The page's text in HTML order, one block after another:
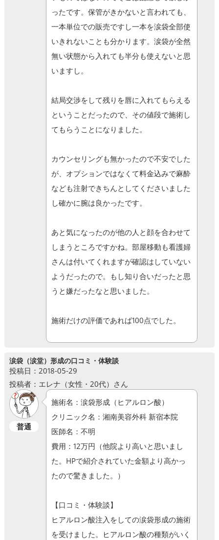
ったです。保管がきかないと言われても、
一本単位での販売ですし一本を涙袋全部使
いきれないことも分かります。涙袋が全然
無い状態から入れても半分も使えないと思
いますし。
結局交渉をして残りを唇に入れてもらえる
ということだったので、その値段で施術し
てもらうことになりました。
カウンセリングも無かったので不安でした
が、オプションではなくて料金込みで麻酔
なども注射できちんとしてくださいました
し確かに腕は良かったです。
あと気になったのが他の人と顔を合わせて
しまうところですかね。部屋移動も看護婦
さんは付いてくれますが確認はしていない
ようだったので。もし知り合いだったと思
うと嫌だったなと思いました。
施術だけの評価であれば100点でした。
涙袋（涙堂）形成の口コミ・体験談
投稿日：2018-05-29
投稿者：エレナ（女性・20代）さん
普通
施術名：涙袋形成（ヒアルロン酸）
クリニック名：湘南美容外科 新宿本院
医師名：不明
費用：12万円（他院より高いと思いまし
た。HPで紹介されていた金額より高かっ
たので驚きました。）
【口コミ・体験談】
ヒアルロン酸注入をしての涙袋形成の施術
を受けました。ヒアルロン酸の種類がいく